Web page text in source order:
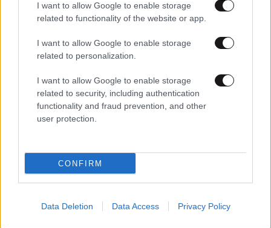
I want to allow Google to enable storage
related to functionality of the website or app.
I want to allow Google to enable storage
related to personalization.
I want to allow Google to enable storage
related to security, including authentication
functionality and fraud prevention, and other
user protection.
CONFIRM
Data Deletion Data Access Privacy Policy
χειρουργείο στις ΗΠΑ
26·07·2024 22:08